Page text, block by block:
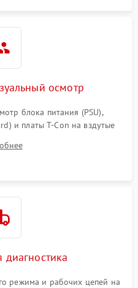
осмотр
блока питания (PSU),
и платы T-Con на вздутые
и целостности шлейфов.
диагностика
режима и рабочих цепей на